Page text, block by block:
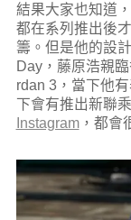
結果大家也知道
都在系列推出後
籌。但是他的設
Day，藤原浩親
rdan 3，當下他
下會有推出新聯
Instagram，都會